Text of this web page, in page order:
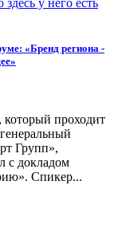
«Бренд региона -
который проходит
Групп»,
с докладом
Спикер...